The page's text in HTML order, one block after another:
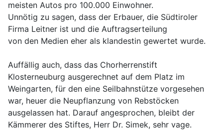
meisten Autos pro 100.000 Einwohner.
Unnötig zu sagen, dass der Erbauer, die Südtiroler
Firma Leitner ist und die Auftragserteilung
von den Medien eher als klandestin gewertet wurde.
Auffällig auch, dass das Chorherrenstift
Klosterneuburg ausgerechnet auf dem Platz im
Weingarten, für den eine Seilbahnstütze vorgesehen
war, heuer die Neupflanzung von Rebstöcken
ausgelassen hat. Darauf angesprochen, bleibt der
Kämmerer des Stiftes, Herr Dr. Simek, sehr vage.